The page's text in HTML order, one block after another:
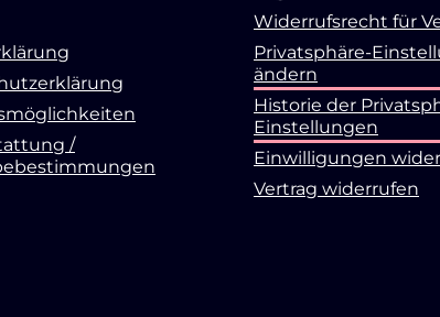
/
Widerrufsrecht für
Privatsphäre-
ändern
Historie der
Einstellungen
Einwilligungen
Vertrag widerrufen